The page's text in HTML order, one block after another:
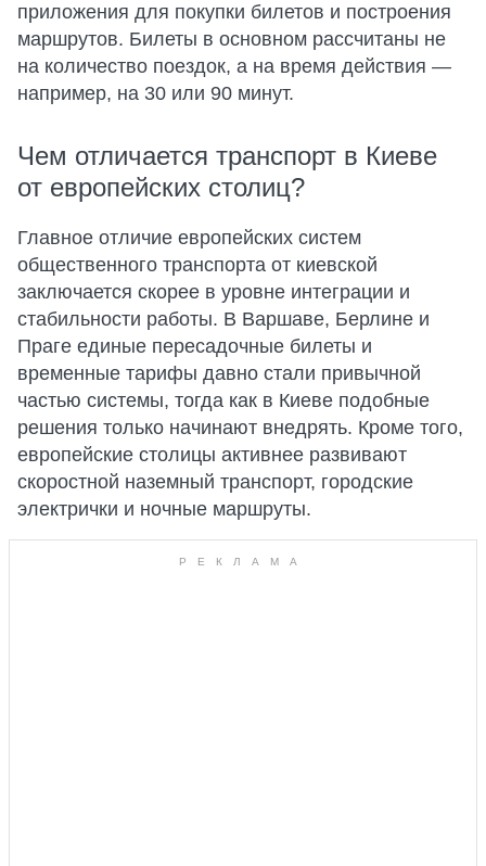
приложения для покупки билетов и построения
маршрутов. Билеты в основном рассчитаны не
на количество поездок, а на время действия —
например, на 30 или 90 минут.
Чем отличается транспорт в Киеве
от европейских столиц?
Главное отличие европейских систем
общественного транспорта от киевской
заключается скорее в уровне интеграции и
стабильности работы. В Варшаве, Берлине и
Праге единые пересадочные билеты и
временные тарифы давно стали привычной
частью системы, тогда как в Киеве подобные
решения только начинают внедрять. Кроме того,
европейские столицы активнее развивают
скоростной наземный транспорт, городские
электрички и ночные маршруты.